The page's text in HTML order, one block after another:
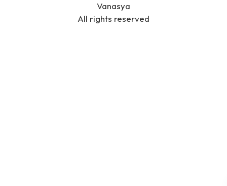
Vanasya
All rights reserved